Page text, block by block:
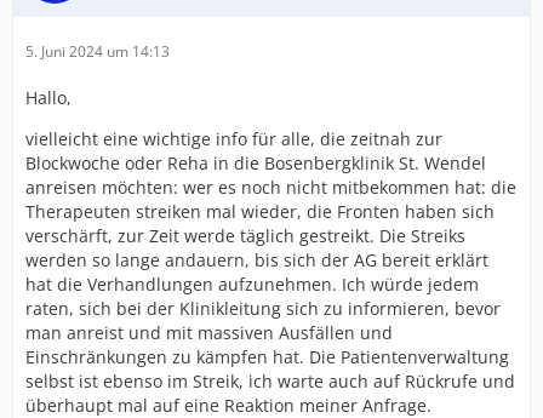
5. Juni 2024 um 14:13
Hallo,
vielleicht eine wichtige info für alle, die zeitnah zur
Blockwoche oder Reha in die Bosenbergklinik St. Wendel
anreisen möchten: wer es noch nicht mitbekommen hat: die
Therapeuten streiken mal wieder, die Fronten haben sich
verschärft, zur Zeit werde täglich gestreikt. Die Streiks
werden so lange andauern, bis sich der AG bereit erklärt
hat die Verhandlungen aufzunehmen. Ich würde jedem
raten, sich bei der Klinikleitung sich zu informieren, bevor
man anreist und mit massiven Ausfällen und
Einschränkungen zu kämpfen hat. Die Patientenverwaltung
selbst ist ebenso im Streik, ich warte auch auf Rückrufe und
überhaupt mal auf eine Reaktion meiner Anfrage.